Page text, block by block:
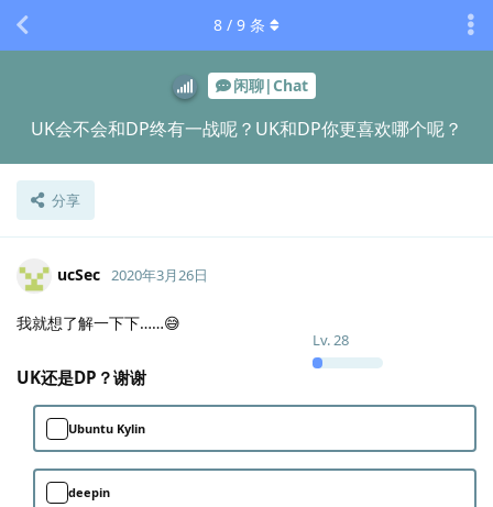
闲聊|Chat
UK会不会和DP终有一战呢？UK和DP你更喜欢哪个呢？
分享
8 / 9 条
ucSec
Lv.28
2020年3月26日
我就想了解一下下……😅
UK还是DP？谢谢
Ubuntu Kylin
deepin